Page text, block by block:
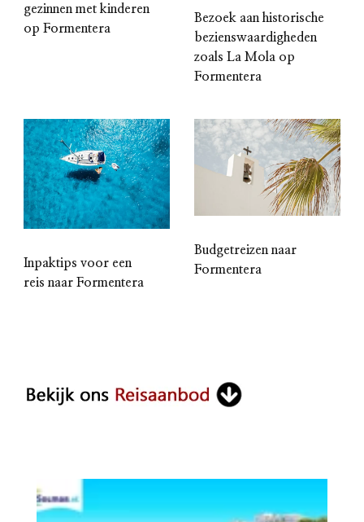
gezinnen met kinderen
op Formentera
Bezoek aan historische
bezienswaardigheden
zoals La Mola op
Formentera
Inpaktips voor een
reis naar Formentera
Budgetreizen naar
Formentera